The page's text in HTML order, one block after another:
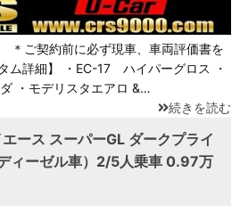
ご契約前に必ず現車、車両評価書を
ム詳細】 ・EC-17 ハイパーグロス ・
・モデリスタエアロ &…
続きを読む
ース スーパーGL ダークプライ
ィーゼル車）2/5人乗車 0.97万